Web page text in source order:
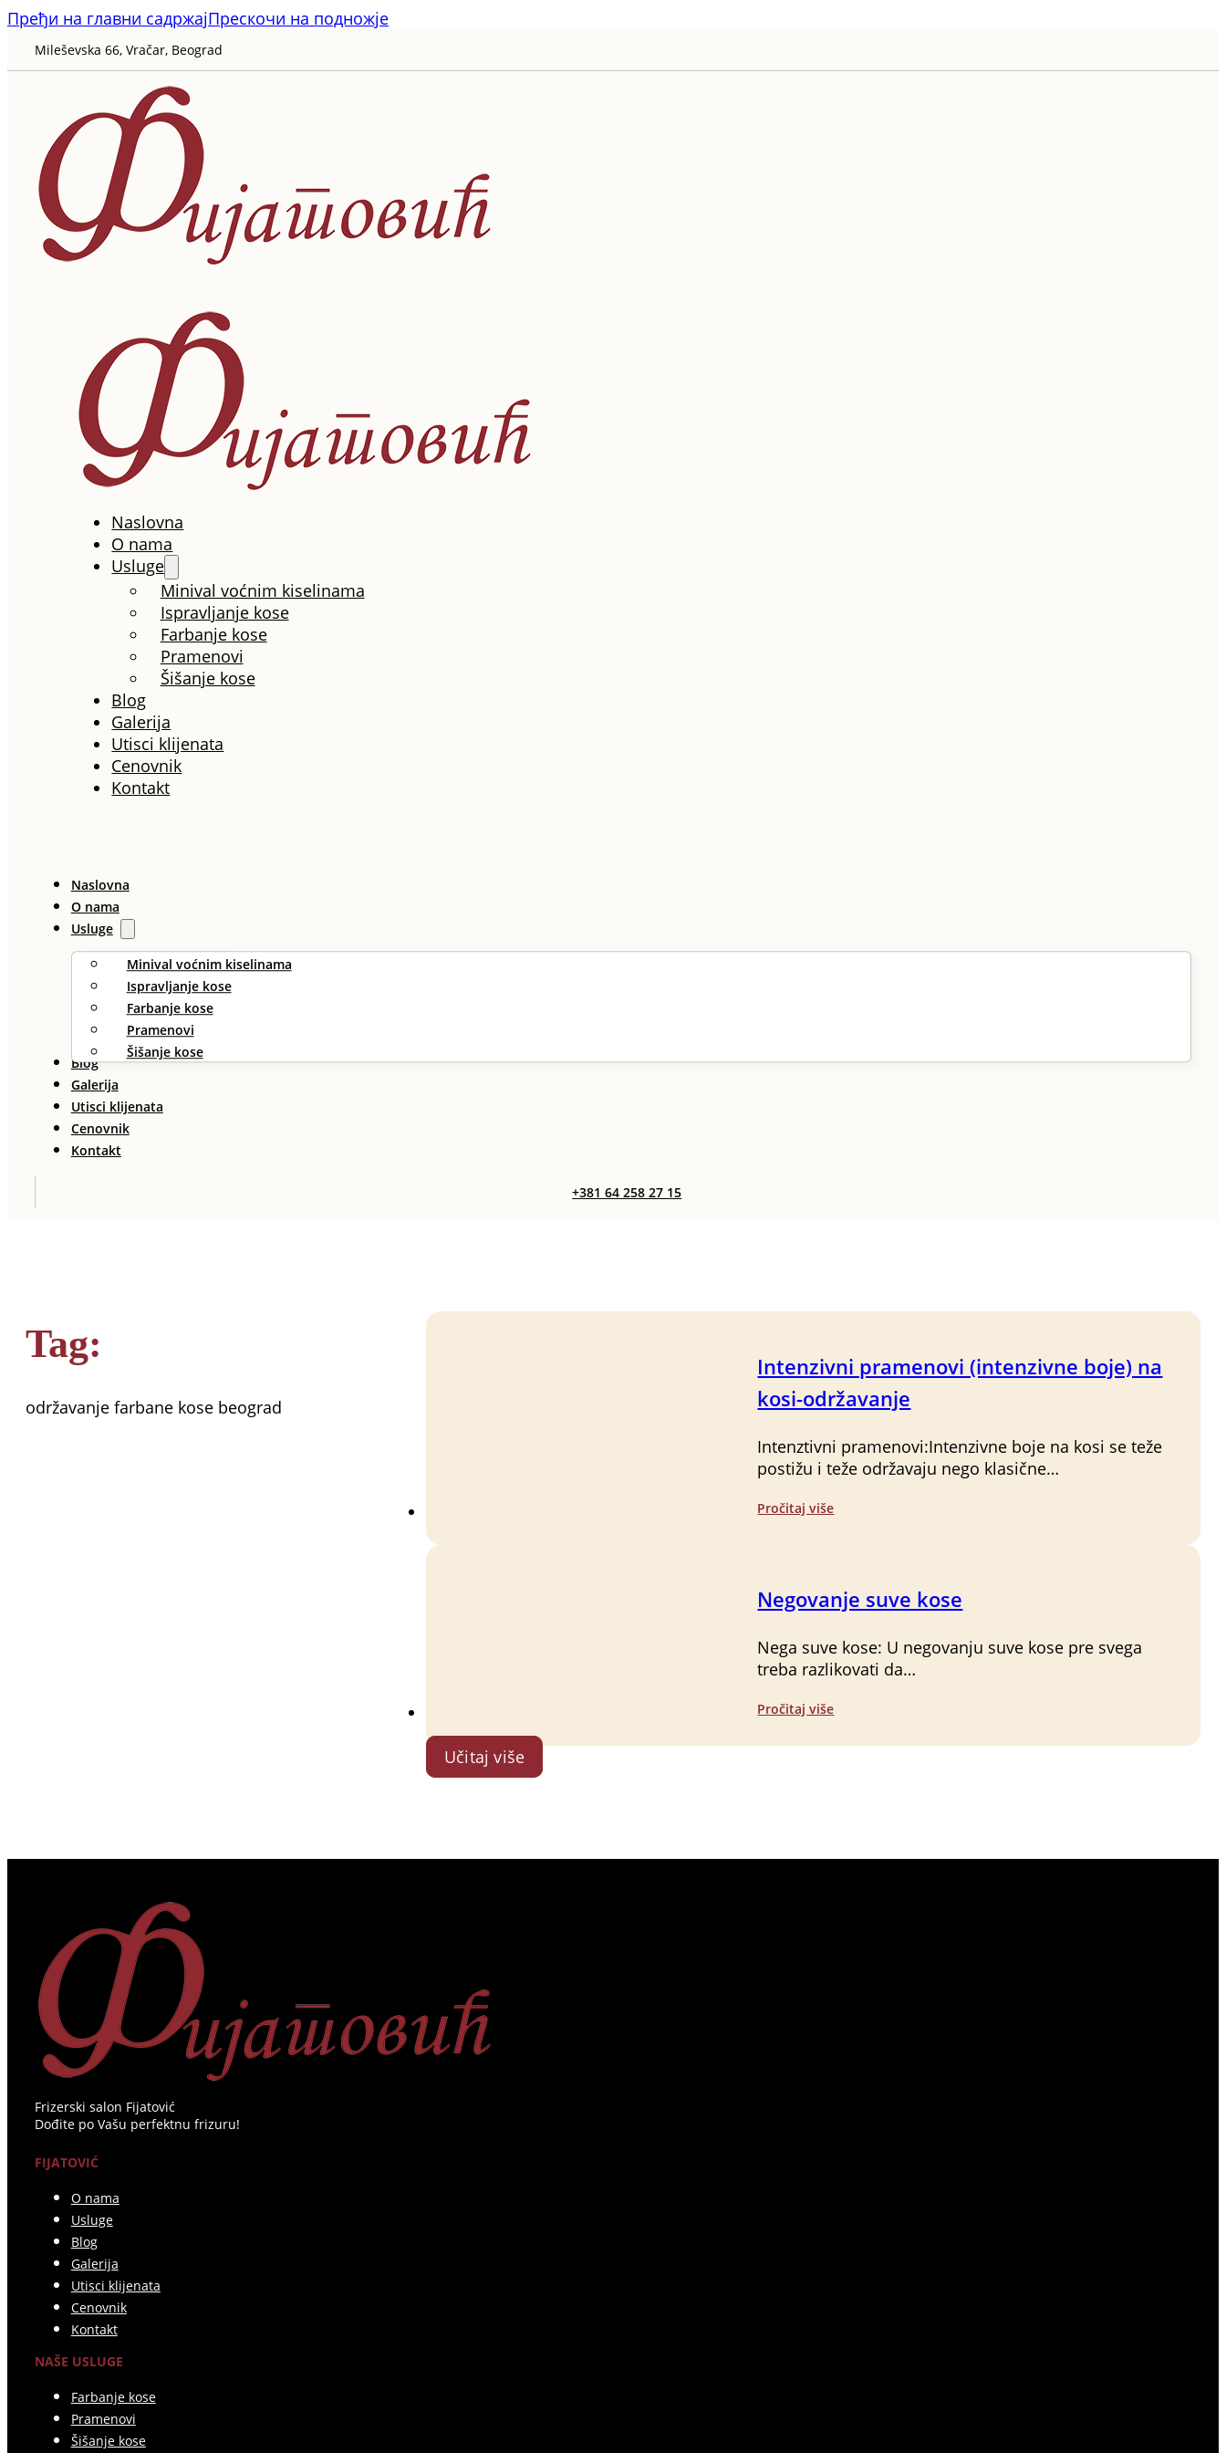
Пређи на главни садржајПрескочи на подножје
Mileševska 66, Vračar, Beograd
Naslovna
O nama
Usluge
Minival voćnim kiselinama
Ispravljanje kose
Farbanje kose
Pramenovi
Šišanje kose
Blog
Galerija
Utisci klijenata
Cenovnik
Kontakt
Naslovna
O nama
Usluge
Minival voćnim kiselinama
Ispravljanje kose
Farbanje kose
Pramenovi
Šišanje kose
Blog
Galerija
Utisci klijenata
Cenovnik
Kontakt
+381 64 258 27 15
Tag:
održavanje farbane kose beograd
Intenzivni pramenovi (intenzivne boje) na
kosi-održavanje
Intenztivni pramenovi:Intenzivne boje na kosi se teže
postižu i teže održavaju nego klasične…
Pročitaj više
Negovanje suve kose
Nega suve kose: U negovanju suve kose pre svega
treba razlikovati da…
Pročitaj više
Učitaj više
Frizerski salon Fijatović
Dođite po Vašu perfektnu frizuru!
FIJATOVIĆ
O nama
Usluge
Blog
Galerija
Utisci klijenata
Cenovnik
Kontakt
NAŠE USLUGE
Farbanje kose
Pramenovi
Šišanje kose